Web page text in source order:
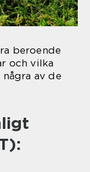
beroende
och vilka
av de